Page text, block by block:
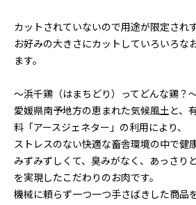
カットされていないので用途が限定されず
お好みの大きさにカットしていろいろな
ます。
～浜千鶏（はまちどり）ってどんな鶏？
愛媛県南予地方の恵まれた気候風土と、
料「アースジェネター」の利用により、
ストレスのない快適な畜舎環境の中で健
みずみずしくて、臭みがなく、あっさり
を実現したこだわりのお肉です。
機械に頼らず一つ一つ手さばきした商品